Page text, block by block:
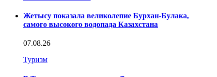
Жетысу показала великолепие Бурхан-Булака,
самого высокого водопада Казахстана
07.08.26
Туризм